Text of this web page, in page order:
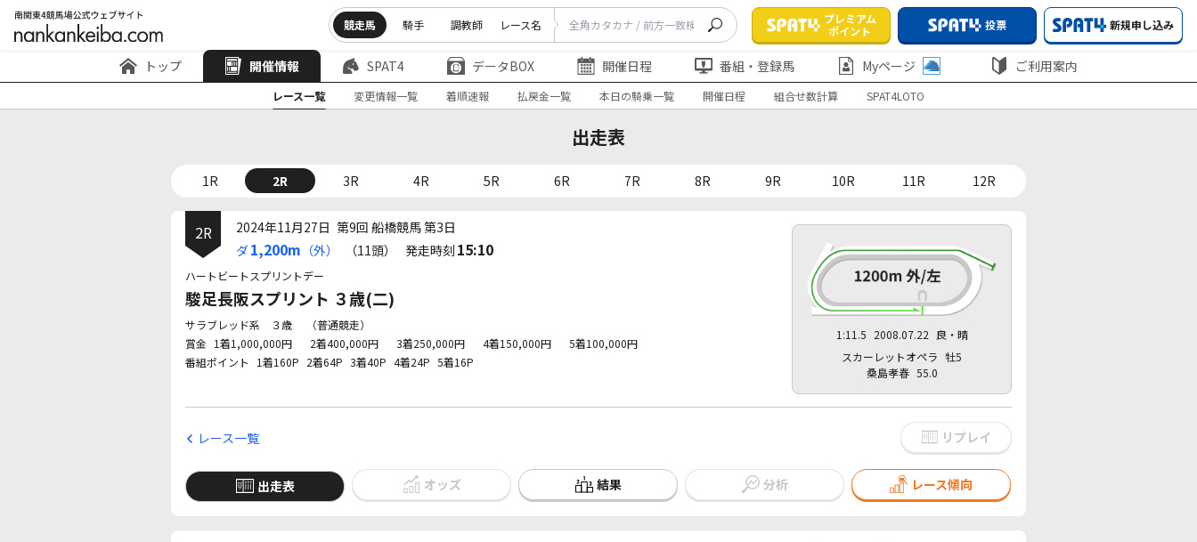
競走馬 騎手 調教師 レース名
プレミアム
ポイント
投票 新規申し込み
トップ 開催情報 SPAT4 データBOX 開催日程 番組・登録馬 Myページ ご利用案内
レース一覧 変更情報一覧 着順速報 払戻金一覧 本日の騎乗一覧 開催日程 組合せ数計算 SPAT4LOTO
出走表
1R 2R 3R 4R 5R 6R 7R 8R 9R 10R 11R 12R
2R 2024年11月27日 第9回 船橋競馬 第3日
ダ1,200m （外） （11頭） 発走時刻 15:10
ハートビートスプリントデー
駿足長阪スプリント ３歳(二)
サラブレッド系 ３歳
（普通競走）
賞金 1着1,000,000円 2着400,000円 3着250,000円 4着150,000円
5着100,000円
番組ポイント
1着160P 2着64P 3着40P 4着24P 5着16P
1:11.5 2008.07.22 良・晴
スカーレットオペラ 牡5
桑島孝春 55.0
レース一覧 リプレイ
出走表 オッズ 結果 分析 レース傾向